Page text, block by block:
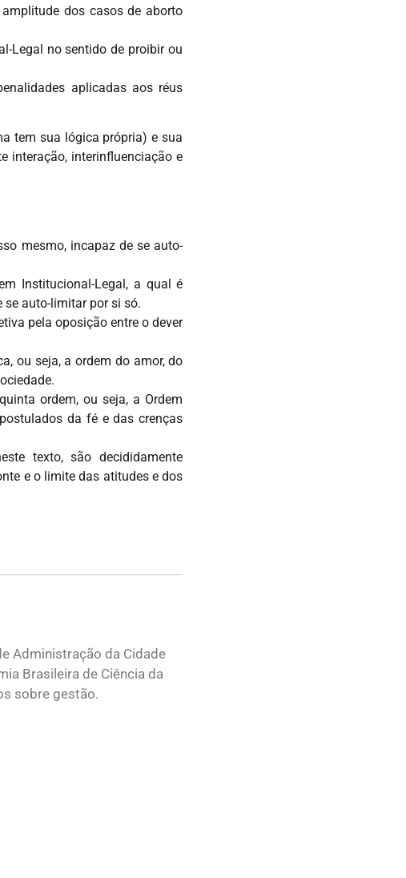
dos casos de aborto
Legal no sentido de proibir ou
aplicadas aos réus
tem sua lógica própria) e sua
interação, interinfluenciação e
mesmo, incapaz de se auto-
Institucional-Legal, a qual é
se auto-limitar por si só.
pela oposição entre o dever
ou seja, a ordem do amor, do
ordem, ou seja, a Ordem
da fé e das crenças
texto, são decididamente
e o limite das atitudes e dos
Administração da Cidade
Brasileira de Ciência da
sobre gestão.